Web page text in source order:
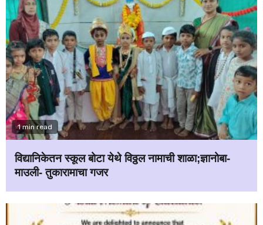
1 min read
विद्यानिकेतन स्कूल बोटा येथे विठ्ठल नामाची शाळा;ज्ञानोबा-
माउली- तुकारामाचा गजर